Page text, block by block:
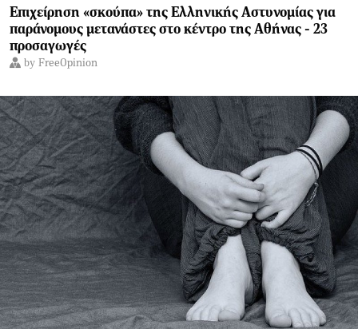
Επιχείρηση «σκούπα» της Ελληνικής Αστυνομίας για
παράνομους μετανάστες στο κέντρο της Αθήνας - 23
προσαγωγές
by FreeOpinion